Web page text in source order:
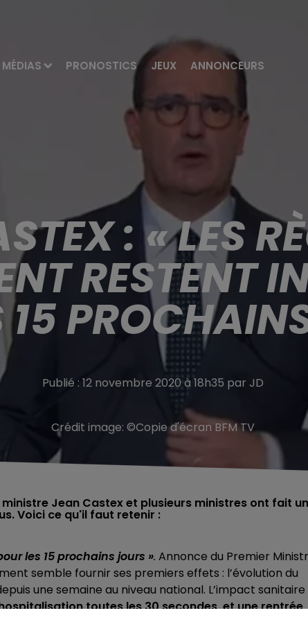
MÉDIAS PRONOSTICS JEUX ANNONCEURS
: « LES
RESTENT
15
Publié : 12 novembre 2020 à 18h35 par JD
Crédit image: ©Copie d'écran BFM TV
Jean Castex et plusieurs ministres ont fait un
Voici ce qu'il faut retenir :
les 15 prochains jours ». Annonce du Premier
semble fournir ses premiers effets : l’évolution du
une semaine au niveau national. L’impact sanitaire
toutes les 30 secondes, et une rentrée